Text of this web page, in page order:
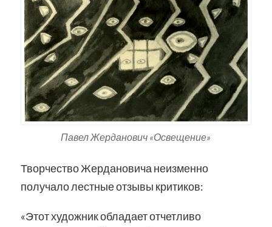
Павел Жерданович «Освещение»
Творчество Жердановича неизменно
получало лестные отзывы критиков:
«Этот художник обладает отчетливо